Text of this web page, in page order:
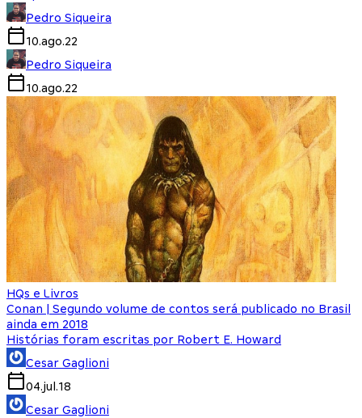
Pedro Siqueira
10.ago.22
Pedro Siqueira
10.ago.22
HQs e Livros
Conan | Segundo volume de contos será publicado no Brasil
ainda em 2018
Histórias foram escritas por Robert E. Howard
Cesar Gaglioni
04.jul.18
Cesar Gaglioni